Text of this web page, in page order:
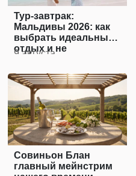
Тур-завтрак:
Мальдивы 2026: как
выбрать идеальный
отдых и не
9 августа
Совиньон Блан
главный мейнстрим